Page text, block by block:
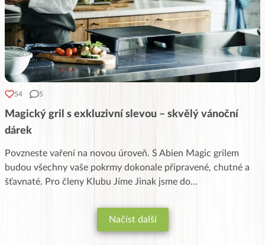
54 5
Magický gril s exkluzivní slevou – skvělý vánoční
dárek
Povzneste vaření na novou úroveň. S Abien Magic grilem
budou všechny vaše pokrmy dokonale připravené, chutné a
šťavnaté. Pro členy Klubu Jíme Jinak jsme do...
Načíst další